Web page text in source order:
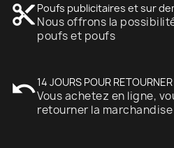
content_cut Poufs publicitaires et sur
Nous offrons la
poufs et poufs
undo14 JOURS POUR
Vous achetez en ligne,
retourner la marchandise